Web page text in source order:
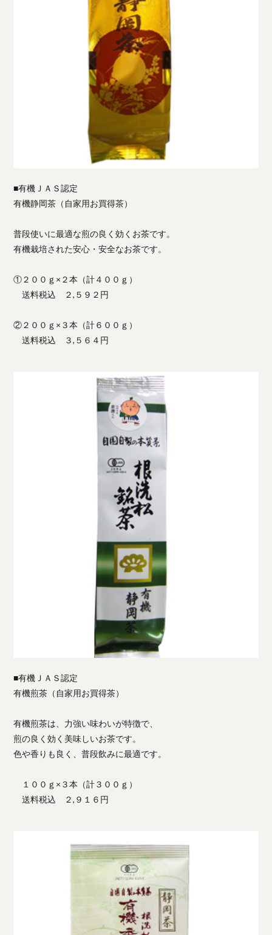
■有機ＪＡＳ認定
有機静岡茶（自家用お買得茶）
普段使いに最適な煎の良く効くお茶です。
有機栽培された安心・安全なお茶です。
①２００ｇ×２本（計４００ｇ）
送料税込 ２,５９２円
②２００ｇ×３本（計６００ｇ）
送料税込 ３,５６４円
■有機ＪＡＳ認定
有機煎茶（自家用お買得茶）
有機煎茶は、力強い味わいが特徴で、
煎の良く効く美味しいお茶です。
色や香りも良く、普段飲みに最適です。
１００ｇ×３本（計３００ｇ）
送料税込 ２,９１６円